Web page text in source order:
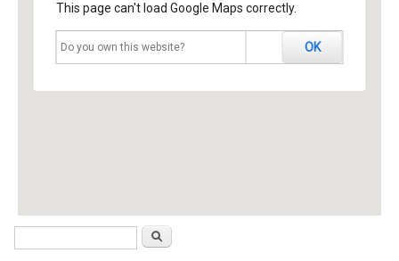
This page can't load Google Maps correctly.
Do you own this website? OK
Formulari de cercaCerca